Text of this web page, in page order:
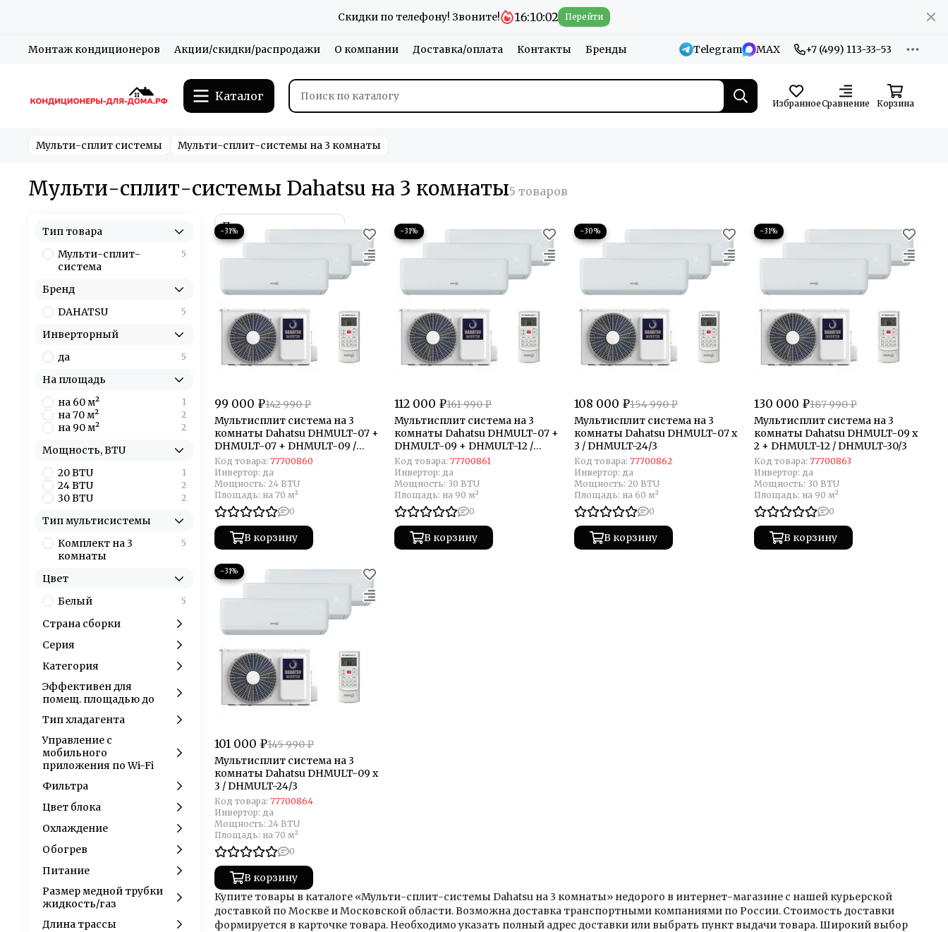
Скидки по телефону! Звоните! 16:10:02 Перейти
Монтаж кондиционеров Акции/скидки/распродажи О компании Доставка/оплата Контакты Бренды Telegram MAX +7 (499) 113-33-53
Каталог
ИзбранноеСравнение Корзина
Мульти-сплит системы Мульти-сплит-системы на 3 комнаты
Мульти-сплит-системы Dahatsu на 3 комнаты
−31%
99 000 ₽142 990 ₽
Мультисплит система на 3
комнаты Dahatsu DHMULT-07 +
DHMULT-07 + DHMULT-09 /
DHMULT-24/3
Код товара: 77700860
Инвертор: да
Мощность: 24 BTU
Площадь: на 70 м²
0
В корзину
−31%
112 000 ₽161 990 ₽
Мультисплит система на 3
комнаты Dahatsu DHMULT-07 +
DHMULT-09 + DHMULT-12 /
DHMULT-30/3
Код товара: 77700861
Инвертор: да
Мощность: 30 BTU
Площадь: на 90 м²
0
В корзину
−30%
108 000 ₽154 990 ₽
Мультисплит система на 3
комнаты Dahatsu DHMULT-07 х
3 / DHMULT-24/3
Код товара: 77700862
Инвертор: да
Мощность: 20 BTU
Площадь: на 60 м²
0
В корзину
−31%
130 000 ₽187 990 ₽
Мультисплит система на 3
комнаты Dahatsu DHMULT-09 x
2 + DHMULT-12 / DHMULT-30/3
Код товара: 77700863
Инвертор: да
Мощность: 30 BTU
Площадь: на 90 м²
0
В корзину
−31%
101 000 ₽145 990 ₽
Мультисплит система на 3
комнаты Dahatsu DHMULT-09 x
3 / DHMULT-24/3
Код товара: 77700864
Инвертор: да
Мощность: 24 BTU
Площадь: на 70 м²
0
В корзину
Купите товары в каталоге «Мульти-сплит-системы Dahatsu на 3 комнаты» недорого в интернет-магазине с нашей курьерской
доставкой по Москве и Московской области. Возможна доставка транспортными компаниями по России. Стоимость доставки
формируется в карточке товара. Необходимо указать полный адрес доставки или выбрать пункт выдачи товара. Широкий выбор
Тип товара
Мульти-сплит-
система
5
Бренд
DAHATSU
5
Инверторный
да
5
На площадь
на 60 м²
1
на 70 м² 2
на 90 м² 2
Мощность, BTU
20 BTU
1
24 BTU 2
30 BTU 2
Тип мультисистемы
Комплект на 3
комнаты
5
Цвет
Белый
5
Страна сборки
Серия
Категория
Эффективен для
помещ. площадью до
Тип хладагента
Управление c
мобильного
приложения по Wi-Fi
Фильтра
Цвет блока
Охлаждение
Обогрев
Питание
Размер медной трубки
жидкость/газ
Длина трассы